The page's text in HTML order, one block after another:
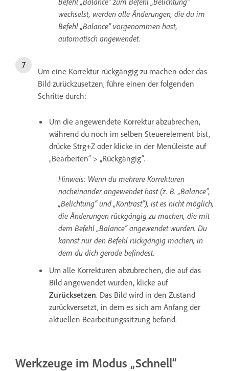
wechselst, werden alle Änderungen, die du im
Befehl „Balance“ vorgenommen hast,
automatisch angewendet.
Um eine Korrektur rückgängig zu machen oder das
Bild zurückzusetzen, führe einen der folgenden
Schritte durch:
Um die angewendete Korrektur abzubrechen,
während du noch im selben Steuerelement bist,
drücke Strg+Z oder klicke in der Menüleiste auf
„Bearbeiten“ > „Rückgängig“.
Hinweis: Wenn du mehrere Korrekturen
nacheinander angewendet hast (z. B. „Balance“,
„Belichtung“ und „Kontrast“), ist es nicht möglich,
die Änderungen rückgängig zu machen, die mit
dem Befehl „Balance“ angewendet wurden. Du
kannst nur den Befehl rückgängig machen, in
dem du dich gerade befindest.
Um alle Korrekturen abzubrechen, die auf das
Bild angewendet wurden, klicke auf
Zurücksetzen. Das Bild wird in den Zustand
zurückversetzt, in dem es sich am Anfang der
aktuellen Bearbeitungssitzung befand.
Werkzeuge im Modus „Schnell“